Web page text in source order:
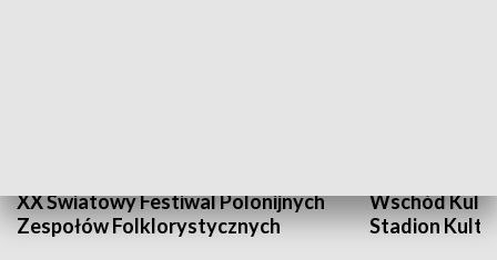
XX Światowy Festiwal Polonijnych
Zespołów Folklorystycznych
Wschód
Stadion